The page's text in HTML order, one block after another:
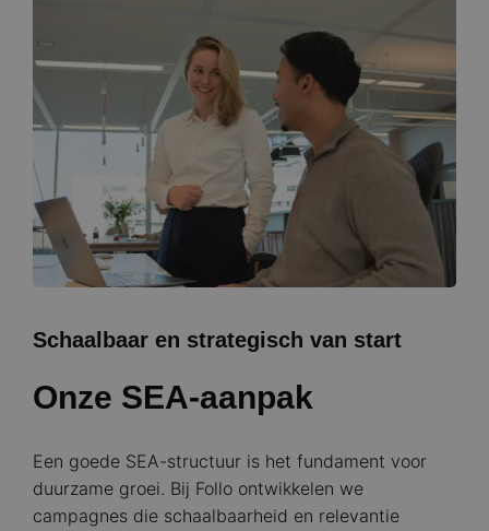
Schaalbaar en strategisch van start
Onze SEA-aanpak
Een goede SEA-structuur is het fundament voor
duurzame groei. Bij Follo ontwikkelen we
campagnes die schaalbaarheid en relevantie